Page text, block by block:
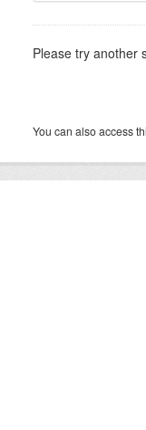
Please try another
You can also access